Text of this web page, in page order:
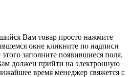
Вам товар просто нажмите
окне кликните по надписи
заполните появившиеся поля.
должен прийти на электронную
время менеджер свяжется с